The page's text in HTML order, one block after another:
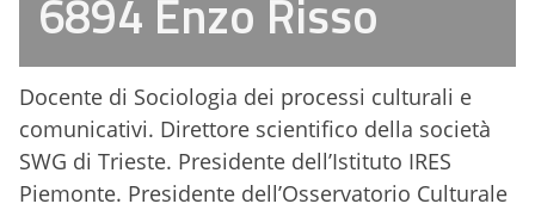
6894 Enzo Risso
Docente di Sociologia dei processi culturali e
comunicativi. Direttore scientifico della società
SWG di Trieste. Presidente dell’Istituto IRES
Piemonte. Presidente dell’Osservatorio Culturale